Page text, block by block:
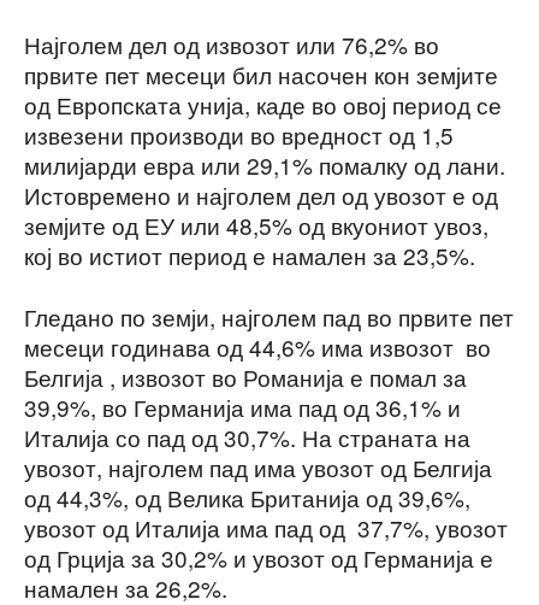
Најголем дел од извозот или 76,2% во
првите пет месеци бил насочен кон земјите
од Европската унија, каде во овој период се
извезени производи во вредност од 1,5
милијарди евра или 29,1% помалку од лани.
Истовремено и најголем дел од увозот е од
земјите од ЕУ или 48,5% од вкуониот увоз,
кој во истиот период е намален за 23,5%.
Гледано по земји, најголем пад во првите пет
месеци годинава од 44,6% има извозот во
Белгија , извозот во Романија е помал за
39,9%, во Германија има пад од 36,1% и
Италија со пад од 30,7%. На страната на
увозот, најголем пад има увозот од Белгија
од 44,3%, од Велика Британија од 39,6%,
увозот од Италија има пад од 37,7%, увозот
од Грција за 30,2% и увозот од Германија е
намален за 26,2%.